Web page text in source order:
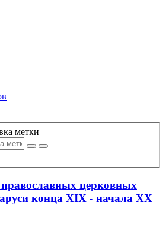
метки
православных церковных
конца XIX - начала XX